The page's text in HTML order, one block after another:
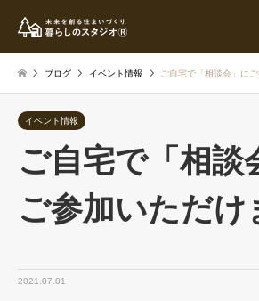
ブログ イベント情報 ご自宅で「相談会」に
イベント情報
ご自宅で「相談
ご参加いただけ
2021.07.01